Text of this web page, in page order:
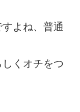
よね、普通
くオチをつ